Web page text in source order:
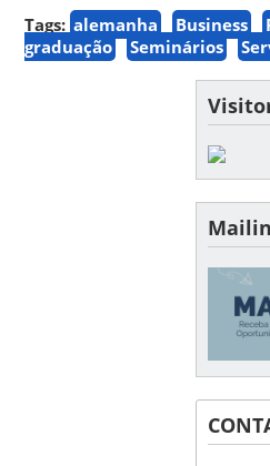
Tags: alemanha Business
graduação
Seminários